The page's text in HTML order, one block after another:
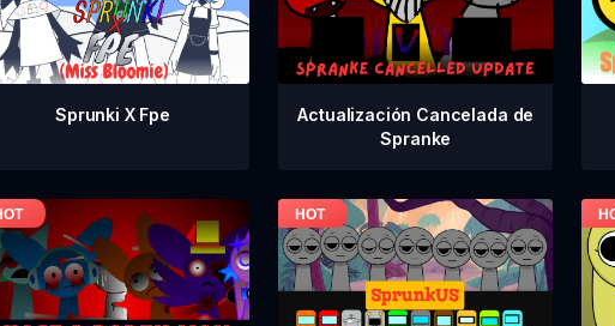
Sprunki X Fpe
Actualización Cancelada de
Spranke